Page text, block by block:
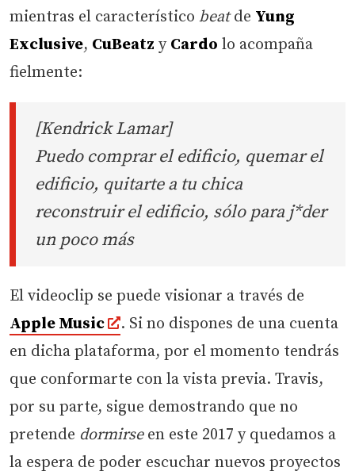
mientras el característico beatde Yung
Exclusive, CuBeatz y Cardo lo acompaña
fielmente:
[Kendrick Lamar]
Puedo comprar el edificio, quemar el
edificio, quitarte a tu chica
reconstruir el edificio, sólo para j*der
un poco más
El videoclip se puede visionar a través de
Apple Music
. Si no dispones de una cuenta
en dicha plataforma, por el momento tendrás
que conformarte con la vista previa. Travis,
por su parte, sigue demostrando que no
pretende dormirseen este 2017 y quedamos a
la espera de poder escuchar nuevos proyectos